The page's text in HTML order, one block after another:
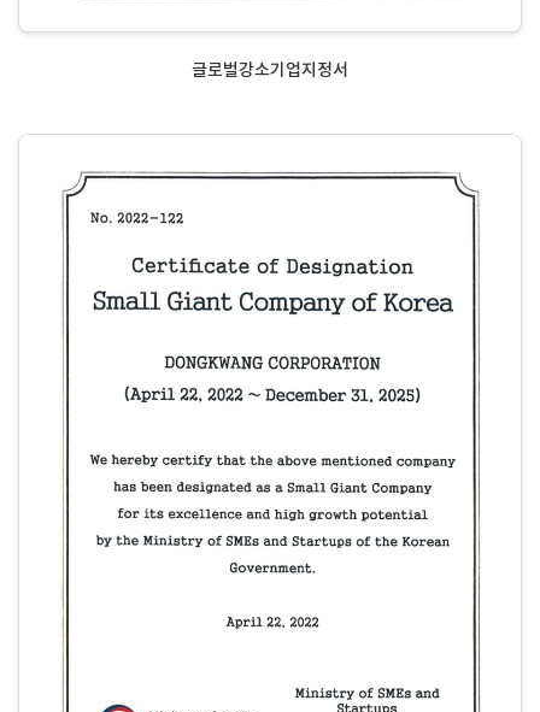
글로벌강소기업지정서